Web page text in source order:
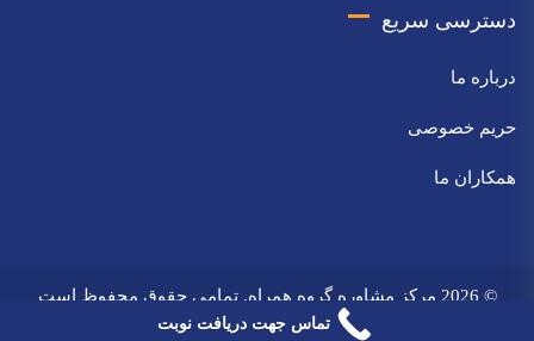
دسترسی سریع
درباره ما
حریم خصوصی
همکاران ما
© 2026 مرکز مشاوره گروه همراه. تمامی حقوق محفوظ است
تماس جهت دریافت نوبت